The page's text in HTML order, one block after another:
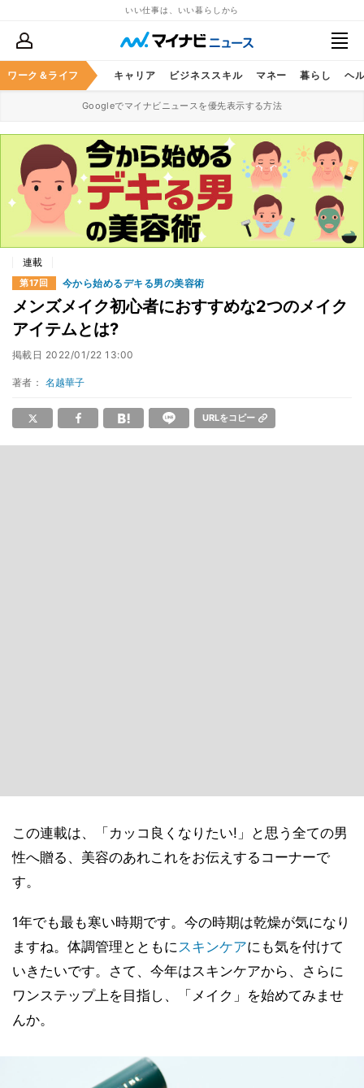
いい仕事は、いい暮らしから
ワーク＆ライフ キャリア ビジネススキル マネー 暮らし ヘ
Googleでマイナビニュースを優先表示する方法
連載
第17回 今から始めるデキる男の美容術
メンズメイク初心者におすすめな2つのメイク
アイテムとは?
掲載日 2022/01/22 13:00
著者： 名越華子
URLをコピー
この連載は、「カッコ良くなりたい!」と思う全ての男
性へ贈る、美容のあれこれをお伝えするコーナーで
す。
1年でも最も寒い時期です。今の時期は乾燥が気になり
ますね。体調管理とともにスキンケアにも気を付けて
いきたいです。さて、今年はスキンケアから、さらに
ワンステップ上を目指し、「メイク」を始めてみませ
んか。